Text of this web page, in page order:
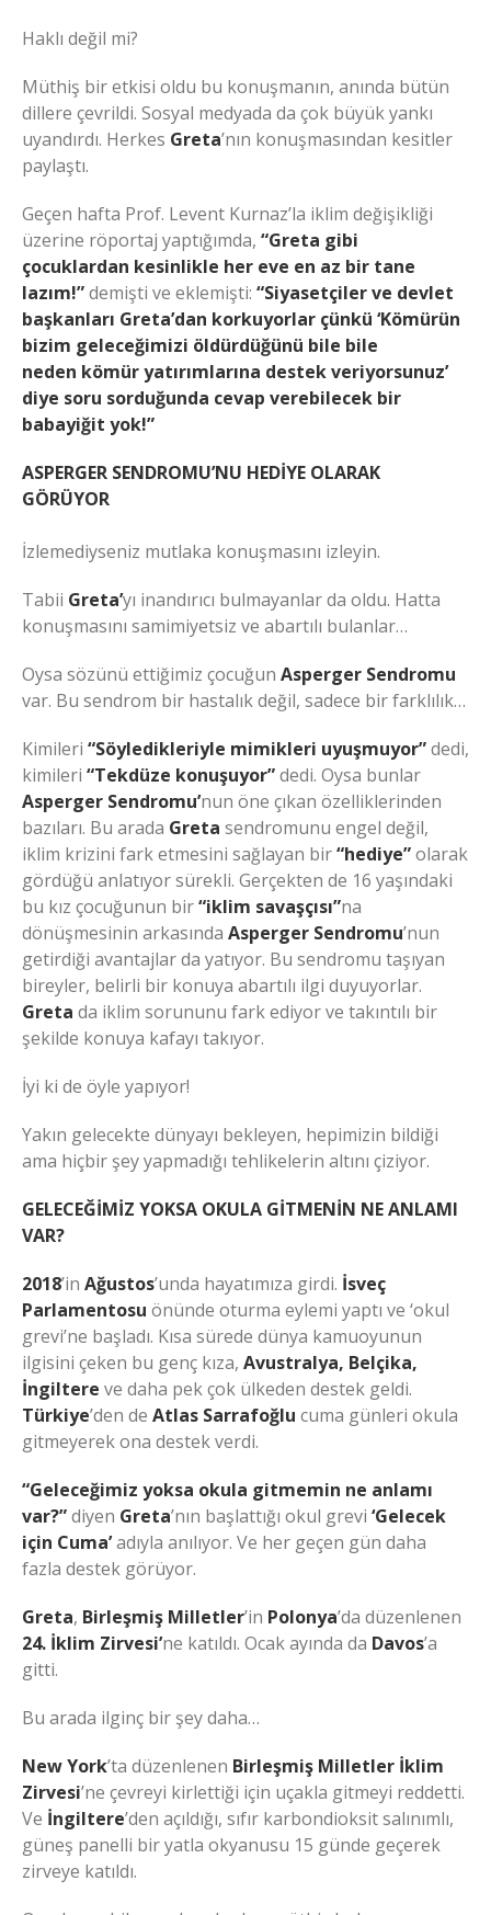
Haklı değil mi?
Müthiş bir etkisi oldu bu konuşmanın, anında bütün
dillere çevrildi. Sosyal medyada da çok büyük yankı
uyandırdı. Herkes Greta’nın konuşmasından kesitler
paylaştı.
Geçen hafta Prof. Levent Kurnaz’la iklim değişikliği
üzerine röportaj yaptığımda, “Greta gibi
çocuklardan kesinlikle her eve en az bir tane
lazım!”demişti ve eklemişti: “Siyasetçiler ve devlet
başkanları Greta’dan korkuyorlar çünkü ‘Kömürün
bizim geleceğimizi öldürdüğünü bile bile
neden kömür yatırımlarına destek veriyorsunuz’
diye soru sorduğunda cevap verebilecek bir
babayiğit yok!”
ASPERGER SENDROMU’NU HEDİYE OLARAK
GÖRÜYOR
İzlemediyseniz mutlaka konuşmasını izleyin.
Tabii Greta’yı inandırıcı bulmayanlar da oldu. Hatta
konuşmasını samimiyetsiz ve abartılı bulanlar…
Oysa sözünü ettiğimiz çocuğun Asperger Sendromu
var. Bu sendrom bir hastalık değil, sadece bir farklılık…
Kimileri “Söyledikleriyle mimikleri uyuşmuyor”dedi,
kimileri “Tekdüze konuşuyor”dedi. Oysa bunlar
Asperger Sendromu’nun öne çıkan özelliklerinden
bazıları. Bu arada Greta sendromunu engel değil,
iklim krizini fark etmesini sağlayan bir“hediye”olarak
gördüğü anlatıyor sürekli. Gerçekten de 16 yaşındaki
bu kız çocuğunun bir“iklim savaşçısı”na
dönüşmesinin arkasında Asperger Sendromu’nun
getirdiği avantajlar da yatıyor. Bu sendromu taşıyan
bireyler, belirli bir konuya abartılı ilgi duyuyorlar.
Greta da iklim sorununu fark ediyor ve takıntılı bir
şekilde konuya kafayı takıyor.
İyi ki de öyle yapıyor!
Yakın gelecekte dünyayı bekleyen, hepimizin bildiği
ama hiçbir şey yapmadığı tehlikelerin altını çiziyor.
GELECEĞİMİZ YOKSA OKULA GİTMENİN NE ANLAMI
VAR?
2018’in Ağustos’unda hayatımıza girdi. İsveç
Parlamentosu önünde oturma eylemi yaptı ve ‘okul
grevi’ne başladı. Kısa sürede dünya kamuoyunun
ilgisini çeken bu genç kıza, Avustralya, Belçika,
İngiltere ve daha pek çok ülkeden destek geldi.
Türkiye’den de Atlas Sarrafoğlu cuma günleri okula
gitmeyerek ona destek verdi.
“Geleceğimiz yoksa okula gitmemin ne anlamı
var?”diyen Greta’nın başlattığı okul grevi ‘Gelecek
için Cuma’adıyla anılıyor. Ve her geçen gün daha
fazla destek görüyor.
Greta, Birleşmiş Milletler’in Polonya’da düzenlenen
24. İklim Zirvesi’ne katıldı. Ocak ayında da Davos’a
gitti.
Bu arada ilginç bir şey daha…
New York’ta düzenlenen Birleşmiş Milletler İklim
Zirvesi’ne çevreyi kirlettiği için uçakla gitmeyi reddetti.
Ve İngiltere’den açıldığı, sıfır karbondioksit salınımlı,
güneş panelli bir yatla okyanusu 15 günde geçerek
zirveye katıldı.